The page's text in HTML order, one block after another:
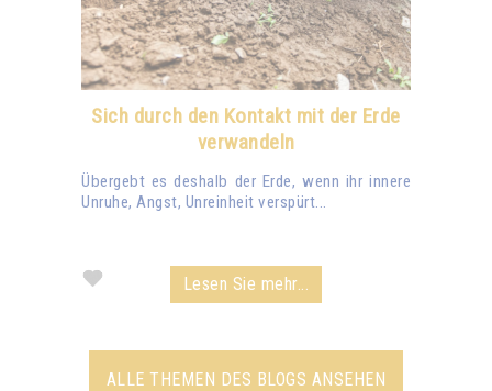
Sich durch den Kontakt mit der Erde
verwandeln
Übergebt es deshalb der Erde, wenn ihr innere
Unruhe, Angst, Unreinheit verspürt...
Lesen Sie mehr...
ALLE THEMEN DES BLOGS ANSEHEN